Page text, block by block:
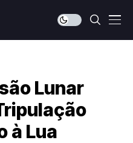
Lunar
à Lua